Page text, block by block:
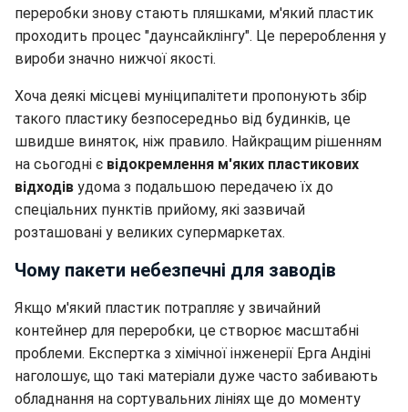
переробки знову стають пляшками, м'який пластик
проходить процес "даунсайклінгу". Це перероблення у
вироби значно нижчої якості.
Хоча деякі місцеві муніципалітети пропонують збір
такого пластику безпосередньо від будинків, це
швидше виняток, ніж правило. Найкращим рішенням
на сьогодні є відокремлення м'яких пластикових
відходів удома з подальшою передачею їх до
спеціальних пунктів прийому, які зазвичай
розташовані у великих супермаркетах.
Чому пакети небезпечні для заводів
Якщо м'який пластик потрапляє у звичайний
контейнер для переробки, це створює масштабні
проблеми. Експертка з хімічної інженерії Ерга Андіні
наголошує, що такі матеріали дуже часто забивають
обладнання на сортувальних лініях ще до моменту